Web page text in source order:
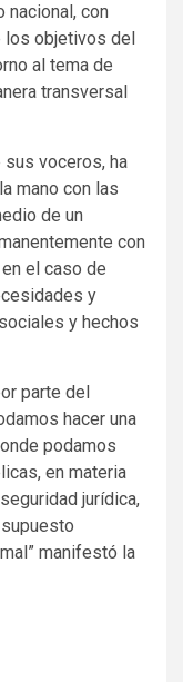
con
los objetivos del
al tema de
transversal
voceros, ha
mano con las
de un
con
el caso de
y
y hechos
parte del
hacer una
podamos
en materia
jurídica,
manifestó la